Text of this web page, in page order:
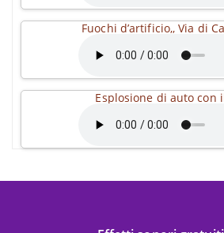
Fuochi d’artificio,, Via di
Esplosione di auto con